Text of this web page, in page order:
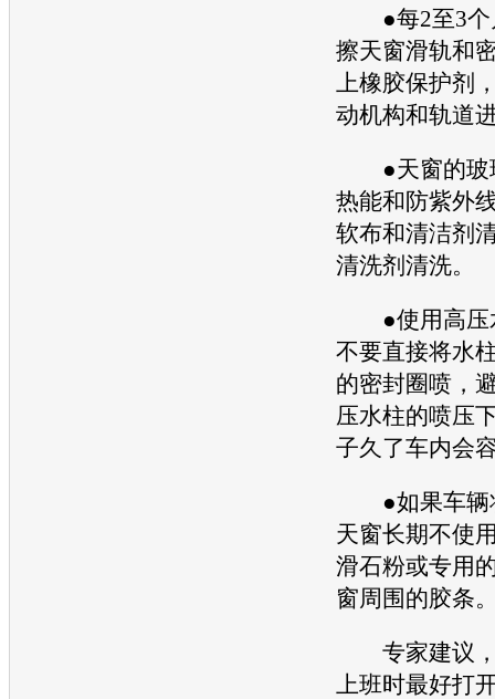
●每2至3个
擦天窗滑轨和
上橡胶保护剂
动机构和轨道
●天窗的
热能和防紫外
软布和清洁剂
清洗剂清洗。
●使用高压
不要直接将水
的密封圈喷，
压水柱的喷压
子久了车内会
●如果车辆
天窗长期不使
滑石粉或专用
窗周围的胶条
专家建议，
上班时最好打